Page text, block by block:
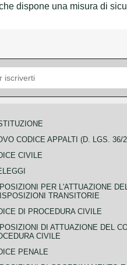
dispone una misura di
CODICE APPALTI (D. LGS. 36/
CIVILE
PER L'ATTUAZIONE
TRANSITORIE
DI PROCEDURA CIVILE
DI ATTUAZIONE DEL
CIVILE
PENALE